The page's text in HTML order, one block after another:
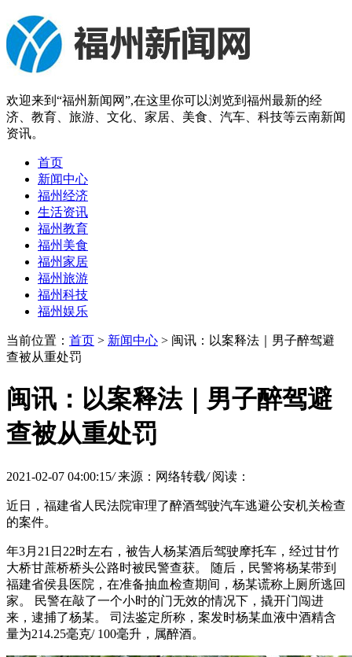
欢迎来到“福州新闻网”,在这里你可以浏览到福州最新的经
济、教育、旅游、文化、家居、美食、汽车、科技等云南新闻
资讯。
首页
新闻中心
福州经济
生活资讯
福州教育
福州美食
福州家居
福州旅游
福州科技
福州娱乐
当前位置： 首页 > 新闻中心 > 闽讯：以案释法｜男子醉驾避
查被从重处罚
闽讯：以案释法｜男子醉驾避
查被从重处罚
2021-02-07 04:00:15/ 来源：网络转载/ 阅读：
近日，福建省人民法院审理了醉酒驾驶汽车逃避公安机关检查
的案件。
年3月21日22时左右，被告人杨某酒后驾驶摩托车，经过甘竹
大桥甘蔗桥桥头公路时被民警查获。 随后，民警将杨某带到
福建省侯县医院，在准备抽血检查期间，杨某谎称上厕所逃回
家。 民警在敲了一个小时的门无效的情况下，撬开门闯进
来，逮捕了杨某。 司法鉴定所称，案发时杨某血液中酒精含
量为214.25毫克/ 100毫升，属醉酒。